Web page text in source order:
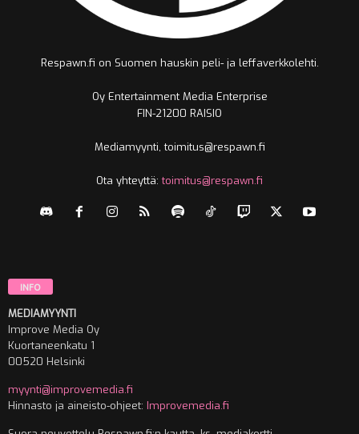
Respawn.fi on Suomen hauskin peli- ja leffaverkkolehti.
Oy Entertainment Media Enterprise
FIN-21200 RAISIO
Mediamyynti, toimitus@respawn.fi
Ota yhteyttä:toimitus@respawn.fi
INFO
MEDIAMYYNTI
Improve Media Oy
Kuortaneenkatu 1
00520 Helsinki
myynti@improvemedia.fi
Hinnasto ja aineisto-ohjeet: Improvemedia.fi